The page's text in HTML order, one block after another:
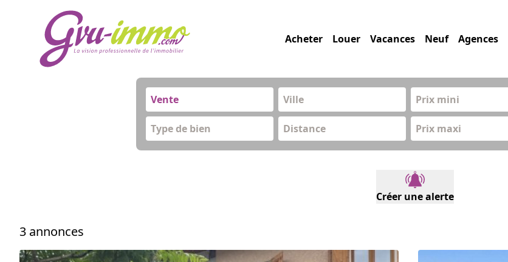
Acheter Louer Vacances Neuf Agences
Vente
Type de bien Distance
Prix mini
Prix maxi
Créer une alerte
3 annonces